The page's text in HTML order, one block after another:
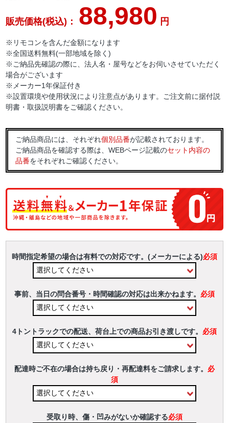
販売価格(税込)： 88,980 円
※リモコンを含んだ金額になります
※全国送料無料(一部地域を除く)
※ご納品先確認の際に、法人名・屋号などをお伺いさせていただく
場合がございます
※メーカー1年保証付き
※設置環境や使用状況により注意点があります。ご注文前に据付説
明書・取扱説明書をご確認ください。
ご納品商品には、それぞれ個別品番が記載されております。
ご納品商品を確認する際は、WEBページ記載のセット内容の
品番をそれぞれご確認ください。
時間指定希望の場合は有料での対応です。(メーカーによる)必須
事前、当日の問合番号・時間確認の対応は出来かねます。 必須
4トントラックでの配送、荷台上での商品お引き渡しです。 必須
配達時ご不在の場合は持ち戻り・再配達料をご請求します。 必
須
受取り時、傷・凹みがないか確認する必須